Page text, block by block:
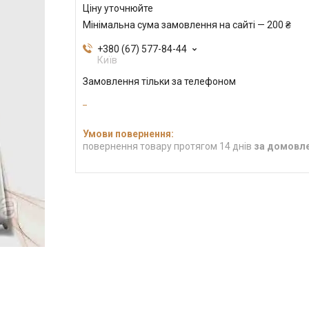
Ціну уточнюйте
Мінімальна сума замовлення на сайті — 200 ₴
+380 (67) 577-84-44
Київ
Замовлення тільки за телефоном
повернення товару протягом 14 днів за